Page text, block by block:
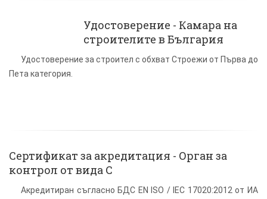
Удостоверение - Камара на
строителите в България
Удостоверение за строител с обхват Строежи от Първа до
Пета категория.
Сертификат за акредитация - Орган за
контрол от вида С
Акредитиран съгласно БДС EN ISO / IEC 17020:2012 от ИА